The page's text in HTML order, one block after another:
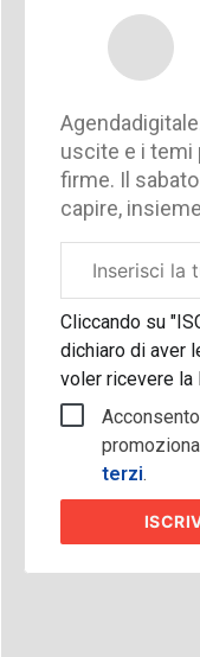
uscite e i temi
firme. Il
capire,
aziendale
Cliccando su
dichiaro di aver
voler ricevere la
terzi.